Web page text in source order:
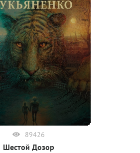
89426
Шестой Дозор